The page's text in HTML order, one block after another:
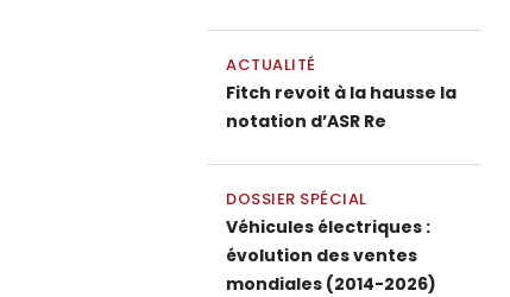
ACTUALITÉ
Fitch revoit à la hausse la
notation d’ASR Re
DOSSIER SPÉCIAL
Véhicules électriques :
évolution des ventes
mondiales (2014-2026)